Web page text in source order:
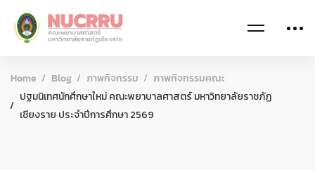
Home Blog ภาพกิจกรรม
ภาพกิจกรรมคณะ
ปฐมนิเทศนักศึกษาใหม่ คณะพยาบาลศาสตร์ มหาวิทยาลัยราชภัฏ
เชียงราย ประจำปีการศึกษา 2569